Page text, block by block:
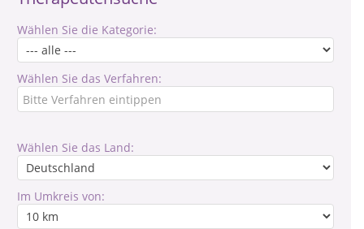
Wählen Sie die Kategorie:
Wählen Sie das Verfahren:
Wählen Sie das Land:
Im Umkreis von: